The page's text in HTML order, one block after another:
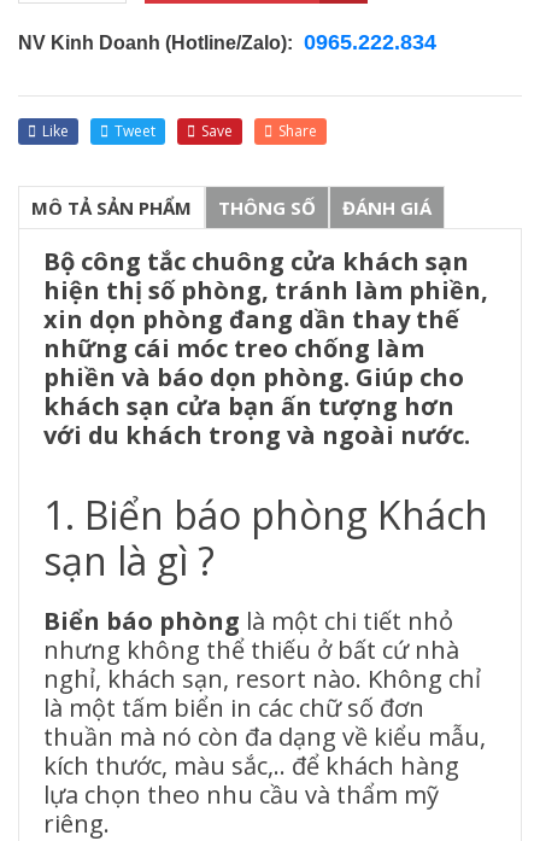
NV Kinh Doanh (Hotline/Zalo): 0965.222.834
Like Tweet Save Share
MÔ TẢ SẢN PHẨM THÔNG SỐ ĐÁNH GIÁ
Bộ công tắc chuông cửa khách sạn
hiện thị số phòng, tránh làm phiền,
xin dọn phòng đang dần thay thế
những cái móc treo chống làm
phiền và báo dọn phòng. Giúp cho
khách sạn cửa bạn ấn tượng hơn
với du khách trong và ngoài nước.
1. Biển báo phòng Khách
sạn là gì ?
Biển báo phòng là một chi tiết nhỏ
nhưng không thể thiếu ở bất cứ nhà
nghỉ, khách sạn, resort nào. Không chỉ
là một tấm biển in các chữ số đơn
thuần mà nó còn đa dạng về kiểu mẫu,
kích thước, màu sắc,.. để khách hàng
lựa chọn theo nhu cầu và thẩm mỹ
riêng.